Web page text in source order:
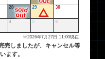
28 29 30
4 5 6
※2026年7月27日 11:00現在
しましたが、キャンセル等
ます。